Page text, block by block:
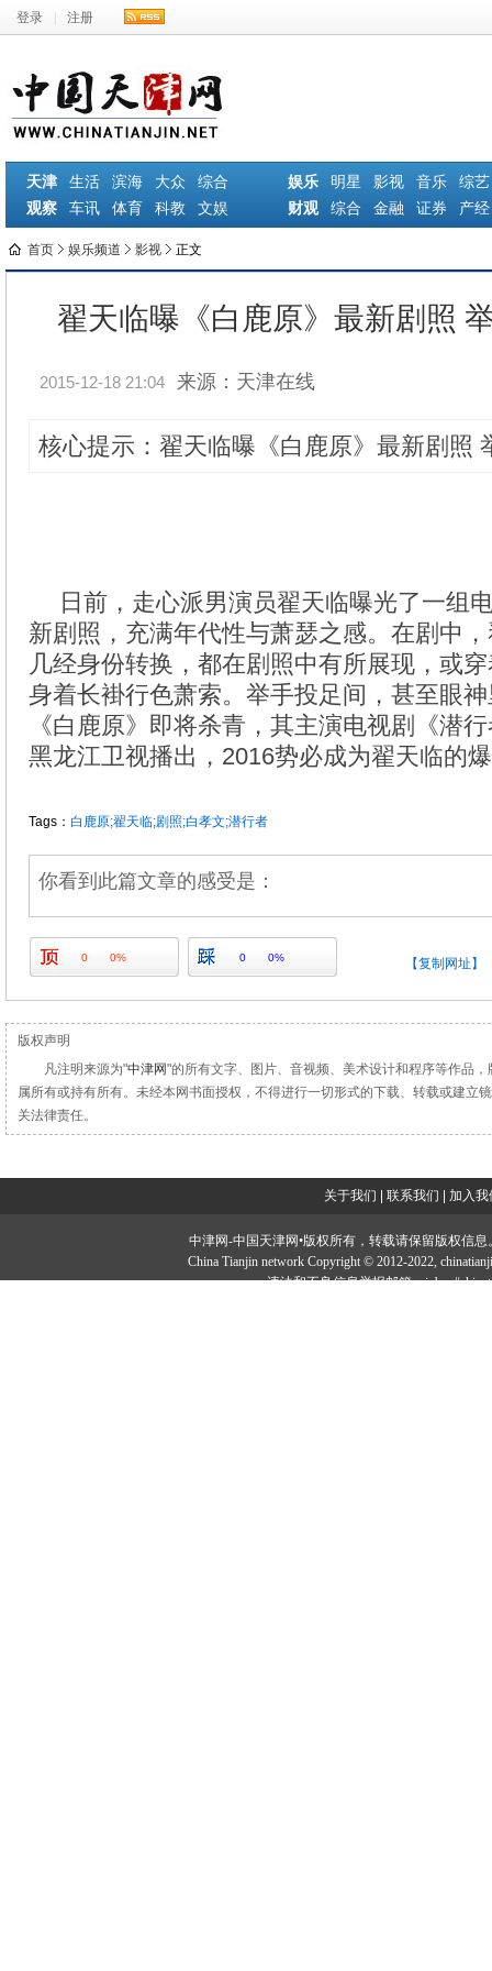
登录 注册
天津 生活 滨海 大众
综合
观察
车讯 体育 科教 文娱
娱乐 明星 影视 音乐
综艺
财观
综合 金融 证券 产经
首页 娱乐频道 影视 正文
翟天临曝《白鹿原》最新剧照
2015-12-18 21:04 来源：天津在线
核心提示：翟天临曝《白鹿原》最新剧照
日前，走心派男演员翟天临曝光了一组
新剧照，充满年代性与萧瑟之感。在剧中
几经身份转换，都在剧照中有所展现，或
身着长褂行色萧索。举手投足间，甚至眼
《白鹿原》即将杀青，其主演电视剧《潜
黑龙江卫视播出，2016势必成为翟天临的
Tags： 白鹿原;翟天临;剧照;白孝文;潜行者
你看到此篇文章的感受是：
0 0% 0 0% 【复制网址】
版权声明
凡注明来源为"中津网"的所有文字、图片、音视频、美术设计和程序等作品
属所有或持有所有。未经本网书面授权，不得进行一切形式的下载、转载或建立
关法律责任。
关于我们 联系我们 加入我
中津网-中国天津网•版权所有，转载请保留版权信息
China Tianjin network Copyright © 2012-2022,
违法和不良信息举报邮箱：